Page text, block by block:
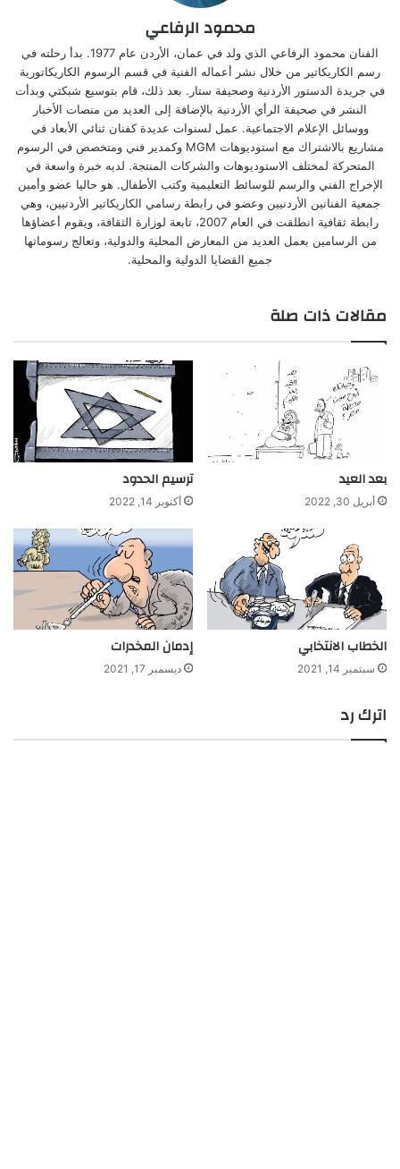
محمود الرفاعي
الفنان محمود الرفاعي الذي ولد في عمان، الأردن عام 1977. بدأ رحلته في
رسم الكاريكاتير من خلال نشر أعماله الفنية في قسم الرسوم الكاريكاتورية
في جريدة الدستور الأردنية وصحيفة ستار. بعد ذلك، قام بتوسيع شبكتي وبدأت
النشر في صحيفة الرأي الأردنية بالإضافة إلى العديد من منصات الأخبار
ووسائل الإعلام الاجتماعية. عمل لسنوات عديدة كفنان ثنائي الأبعاد في
مشاريع بالاشتراك مع استوديوهات MGM وكمدير فني ومتخصص في الرسوم
المتحركة لمختلف الاستوديوهات والشركات المنتجة. لديه خبرة واسعة في
الإخراج الفني والرسم للوسائط التعليمية وكتب الأطفال. هو حاليا عضو وأمين
جمعية الفنانين الأردنيين وعضو في رابطة رسامي الكاريكاتير الأردنيين، وهي
رابطة ثقافية انطلقت في العام 2007، تابعة لوزارة الثقافة، ويقوم أعضاؤها
من الرسامين بعمل العديد من المعارض المحلية والدولية، وتعالج رسوماتها
جميع القضايا الدولية والمحلية.
مقالات ذات صلة
بعد العيد
أبريل 30, 2022
ترسيم الحدود
أكتوبر 14, 2022
الخطاب الانتخابي
سبتمبر 14, 2021
إدمان المخدرات
ديسمبر 17, 2021
اترك رد